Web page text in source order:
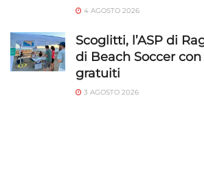
4 AGOSTO 2026
Scoglitti, l’ASP di
di Beach Soccer
gratuiti
3 AGOSTO 2026